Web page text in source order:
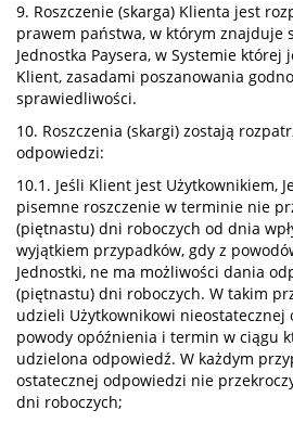
9. Roszczenie (skarga) Klienta jest
prawem państwa, w którym znajduje
Jednostka Paysera, w Systemie
Klient, zasadami poszanowania
sprawiedliwości.
10. Roszczenia (skargi) zostają
odpowiedzi:
10.1. Jeśli Klient jest Użytkownikiem,
pisemne roszczenie w terminie nie
(piętnastu) dni roboczych od dnia
wyjątkiem przypadków, gdy z
Jednostki, ne ma możliwości dania
(piętnastu) dni roboczych. W takim
udzieli Użytkownikowi nieostatecznej
powody opóźnienia i termin w ciągu
udzielona odpowiedź. W każdym
ostatecznej odpowiedzi nie
dni roboczych;